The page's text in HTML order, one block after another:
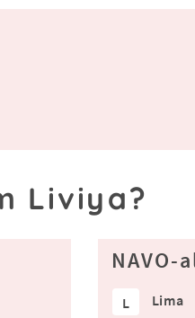
Liviya?
NAVO-
L Lima